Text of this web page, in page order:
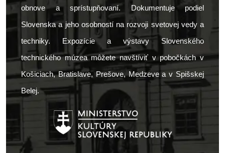
obnove a sprístupňovaní. Dokumentuje podiel
Slovenska a jeho osobností na rozvoji svetovej vedy a
techniky. Expozície a výstavy Slovenského
technického múzea môžete navštíviť v pobočkách v
Košiciach, Bratislave, Prešove, Medzeve a v Spišskej
Belej.